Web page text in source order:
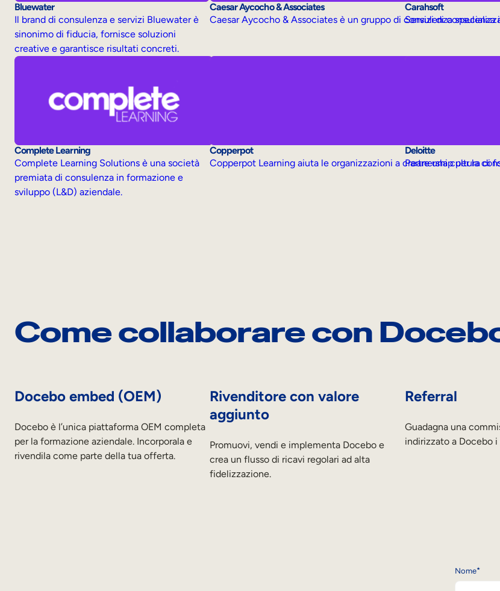
Bluewater
Il brand di consulenza e servizi Bluewater è
sinonimo di fiducia, fornisce soluzioni
creative e garantisce risultati concreti.
Caesar Aycocho & Associates
Caesar Aycocho & Associates è un gruppo di consulenza
Carahsoft
Servizi di
Complete Learning
Complete Learning Solutions è una società
premiata di consulenza in formazione e
sviluppo (L&D) aziendale.
Copperpot
Copperpot Learning aiuta le organizzazioni a creare una cultura
Deloitte
Partnership per la
Come collaborare con
Docebo embed (OEM)
Docebo è l’unica piattaforma OEM completa
per la formazione aziendale. Incorporala e
rivendila come parte della tua offerta.
Rivenditore con valore
aggiunto
Promuovi, vendi e implementa Docebo e
crea un flusso di ricavi regolari ad alta
fidelizzazione.
Referral
Guadagna una
indirizzato a Docebo
Nome*